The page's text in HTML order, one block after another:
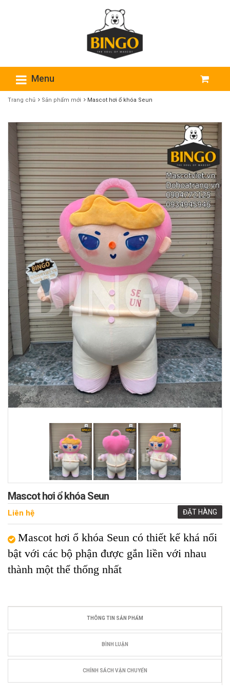
Menu
Trang chủ Sản phẩm mới Mascot hơi ổ khóa Seun
Mascot hơi ổ khóa Seun
ĐẶT HÀNG
Liên hệ
Mascot hơi ổ khóa Seun có thiết kế khá nổi
bật với các bộ phận được gắn liền với nhau
thành một thể thống nhất
THÔNG TIN SẢN PHẨM
BÌNH LUẬN
CHÍNH SÁCH VẬN CHUYỂN